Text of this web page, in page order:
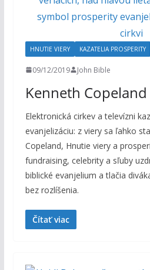
HNUTIE VIERY KAZATELIA PROSPERITY
09/12/2019 John Bible
Kenneth Copeland
Elektronická cirkev a televízni
evanjelizáciu: z viery sa ľahko
Copeland, Hnutie viery a
fundraising, celebrity a sľuby
biblické evanjelium a tlačia
bez rozlíšenia.
Čítať viac